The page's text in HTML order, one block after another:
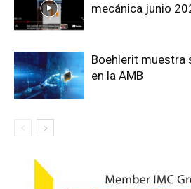
mecánica junio
Boehlerit muestra
en la AMB